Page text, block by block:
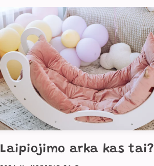
Laipiojimo arka kas tai?